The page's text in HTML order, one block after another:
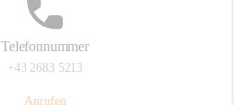
Telefonnummer
+43 2683 5213
Anrufen